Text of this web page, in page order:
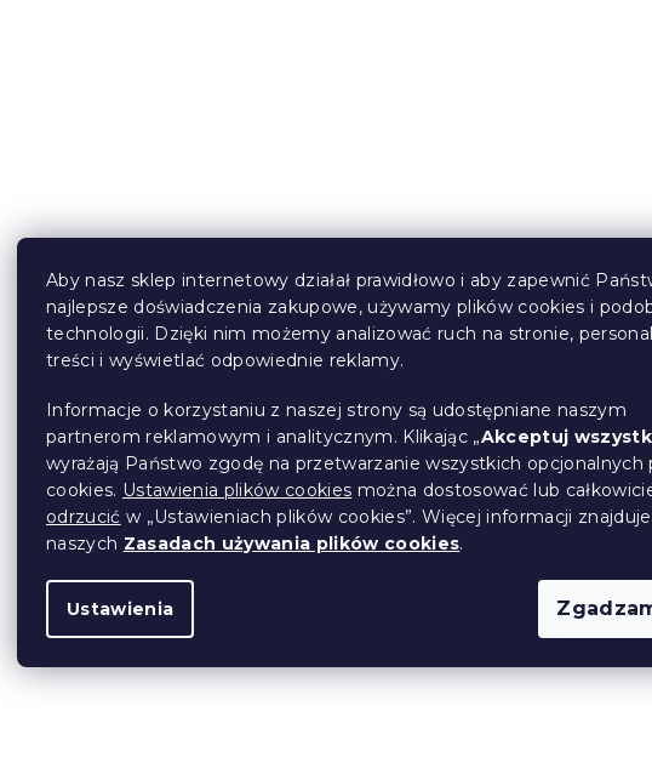
Aby nasz sklep internetowy działał prawidłowo i aby zapewnić
najlepsze doświadczenia zakupowe, używamy plików cookies i
technologii. Dzięki nim możemy analizować ruch na stronie,
treści i wyświetlać odpowiednie reklamy.
Informacje o korzystaniu z naszej strony są udostępniane naszym
partnerom reklamowym i analitycznym. Klikając „Akceptuj
wyrażają Państwo zgodę na przetwarzanie wszystkich opcjonalnych
cookies. Ustawienia plików cookies można dostosować lub
odrzucić w „Ustawieniach plików cookies”. Więcej informacji
naszych Zasadach używania plików cookies.
Ustawienia